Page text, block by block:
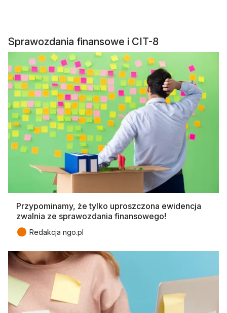
Sprawozdania finansowe i CIT-8
Przypominamy, że tylko uproszczona ewidencja
zwalnia ze sprawozdania finansowego!
● Redakcja ngo.pl